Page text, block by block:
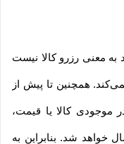
به معنی رزرو کالا نیست
همچنین تا پیش از
موجودی کالا یا قیمت،
خواهد شد. بنابراین به